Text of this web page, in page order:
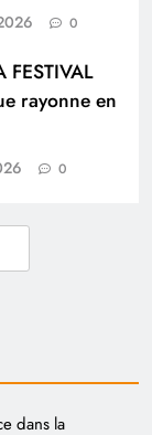
0
FESTIVAL
rayonne en
0
dans la